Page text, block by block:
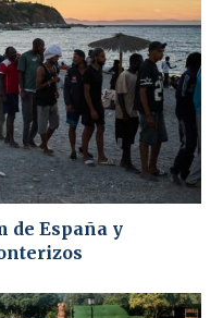
de España y